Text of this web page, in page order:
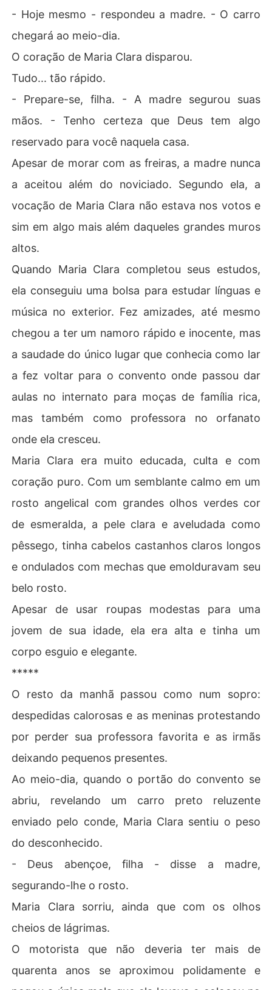
- Hoje mesmo - respondeu a madre. - O carro
chegará ao meio-dia.
O coração de Maria Clara disparou.
Tudo... tão rápido.
- Prepare-se, filha. - A madre segurou suas
mãos. - Tenho certeza que Deus tem algo
reservado para você naquela casa.
Apesar de morar com as freiras, a madre nunca
a aceitou além do noviciado. Segundo ela, a
vocação de Maria Clara não estava nos votos e
sim em algo mais além daqueles grandes muros
altos.
Quando Maria Clara completou seus estudos,
ela conseguiu uma bolsa para estudar línguas e
música no exterior. Fez amizades, até mesmo
chegou a ter um namoro rápido e inocente, mas
a saudade do único lugar que conhecia como lar
a fez voltar para o convento onde passou dar
aulas no internato para moças de família rica,
mas também como professora no orfanato
onde ela cresceu.
Maria Clara era muito educada, culta e com
coração puro. Com um semblante calmo em um
rosto angelical com grandes olhos verdes cor
de esmeralda, a pele clara e aveludada como
pêssego, tinha cabelos castanhos claros longos
e ondulados com mechas que emolduravam seu
belo rosto.
Apesar de usar roupas modestas para uma
jovem de sua idade, ela era alta e tinha um
corpo esguio e elegante.
*****
O resto da manhã passou como num sopro:
despedidas calorosas e as meninas protestando
por perder sua professora favorita e as irmãs
deixando pequenos presentes.
Ao meio-dia, quando o portão do convento se
abriu, revelando um carro preto reluzente
enviado pelo conde, Maria Clara sentiu o peso
do desconhecido.
- Deus abençoe, filha - disse a madre,
segurando-lhe o rosto.
Maria Clara sorriu, ainda que com os olhos
cheios de lágrimas.
O motorista que não deveria ter mais de
quarenta anos se aproximou polidamente e